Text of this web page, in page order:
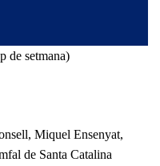
de setmana)
Miquel Ensenyat,
de Santa Catalina